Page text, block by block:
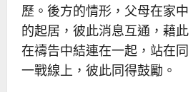
歷。後方的情形，父母在家中
的起居，彼此消息互通，藉此
在禱告中結連在一起，站在同
一戰線上，彼此同得鼓勵。